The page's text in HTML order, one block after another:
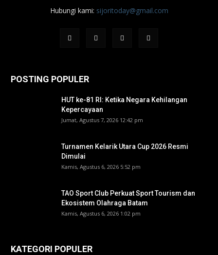
Hubungi kami: sijoritoday@gmail.com
POSTING POPULER
HUT ke-81 RI: Ketika Negara Kehilangan
Kepercayaan
Jumat, Agustus 7, 2026 12:42 pm
Turnamen Kelarik Utara Cup 2026 Resmi
Dimulai
Kamis, Agustus 6, 2026 5:52 pm
TAO Sport Club Perkuat Sport Tourism dan
Ekosistem Olahraga Batam
Kamis, Agustus 6, 2026 1:02 pm
KATEGORI POPULER